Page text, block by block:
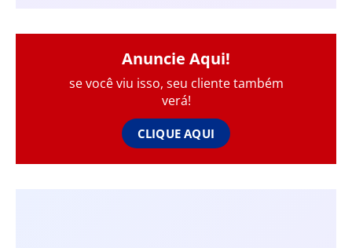
Anuncie Aqui!
se você viu isso, seu cliente também
verá!
CLIQUE AQUI